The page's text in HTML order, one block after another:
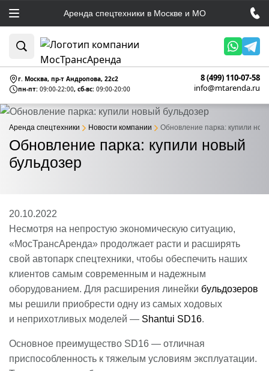
Аренда спецтехники в Москве и МО
г. Москва, пр-т Андропова, 22c2
пн-пт: 09:00-22:00, сб-вс: 09:00-20:00
8 (499) 110-07-58
info@mtarenda.ru
Обновление парка: купили новый
бульдозер
Аренда спецтехники Новости компании Обновление парка: купили
20.10.2022
Несмотря на непростую экономическую ситуацию,
«МосТрансАренда» продолжает расти и расширять
свой автопарк спецтехники, чтобы обеспечить наших
клиентов самым современным и надежным
оборудованием. Для расширения линейки бульдозеров
мы решили приобрести одну из самых ходовых
и неприхотливых моделей — Shantui SD16.
Основное преимущество SD16 — отличная
приспособленность к тяжелым условиям эксплуатации.